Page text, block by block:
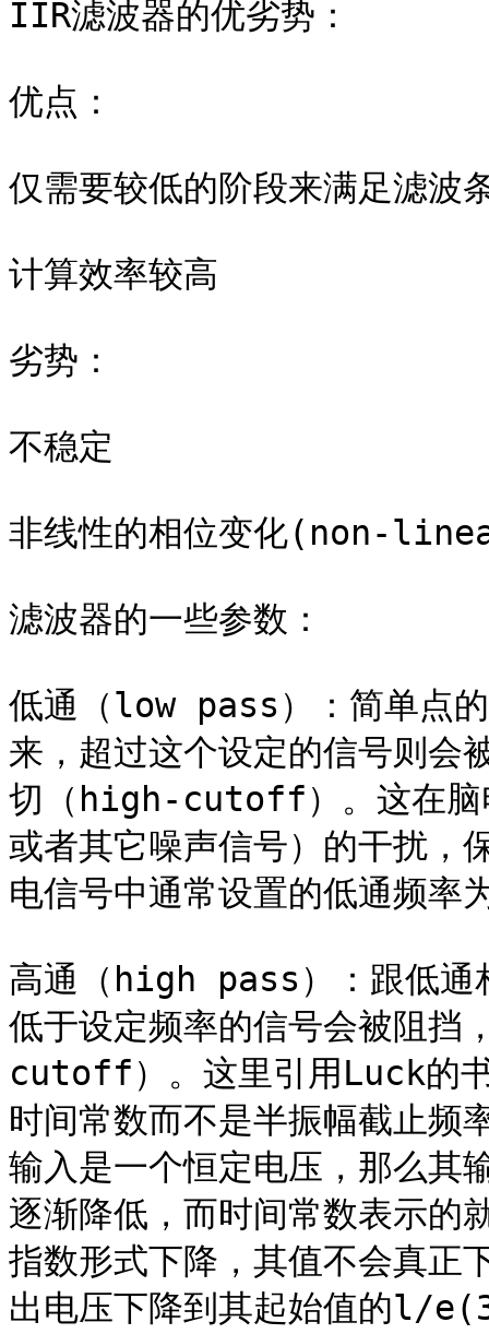
IIR滤波器的优劣势：
优点：
仅需要较低的阶段来满足滤波
计算效率较高
劣势：
不稳定
非线性的相位变化(non-
滤波器的一些参数：
低通（low pass）：简单点
来，超过这个设定的信号则会
切（high-cutoff）。这在脑
或者其它噪声信号）的干扰，
电信号中通常设置的低通频率
高通（high pass）：跟低通
低于设定频率的信号会被阻
cutoff）。这里引用Luck的
时间常数而不是半振幅截止频
输入是一个恒定电压，那么其
逐渐降低，而时间常数表示的
指数形式下降，其值不会真正
出电压下降到其起始值的l/